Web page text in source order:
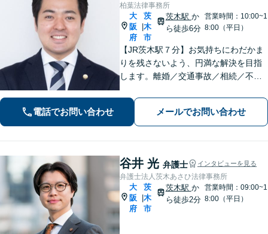
柏葉法律事務所
大
阪
府
茨
木
市
茨木駅 か
ら徒歩6分
営業時間：10:00~1
8:00（平日）
【JR茨木駅７分】お気持ちにわだかま
りを残さないよう、円満な解決を目指
します。離婚／交通事故／相続／不動
などの刑事事件にも幅広く対応。紛争
化してしてしまった問題も、より良い
着地点を探り、交渉を重ねます【初回
相談無料】
電話でお問い合わせ メールでお問い合わせ
谷井 光 弁護士 インタビューを見る
弁護士法人茨木あさひ法律事務所
大
阪
府
茨
木
市
茨木駅 か
ら徒歩2分
営業時間：09:00~1
8:00（平日）